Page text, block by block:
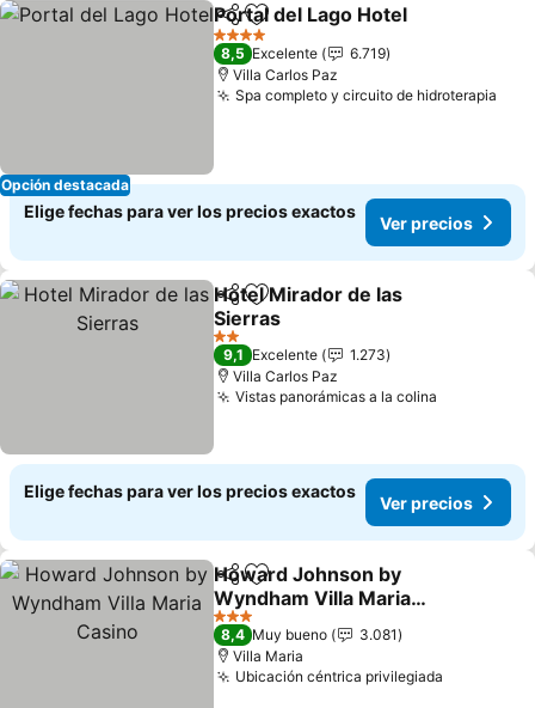
Opción destacada
CompartirAgregar a favoritos
Portal del Lago Hotel
4 Estrellas
8,5 Excelente
6.719
Villa Carlos Paz
Spa completo y circuito de hidroterapia
Elige fechas para ver los precios exactos
Ver precios
CompartirAgregar a favoritos
Hotel Mirador de las
Sierras
2 Estrellas
9,1 Excelente
1.273
Villa Carlos Paz
Vistas panorámicas a la colina
Elige fechas para ver los precios exactos
Ver precios
CompartirAgregar a favoritos
Howard Johnson by
Wyndham Villa Maria
Casino
3 Estrellas
8,4 Muy bueno
3.081
Villa Maria
Ubicación céntrica privilegiada